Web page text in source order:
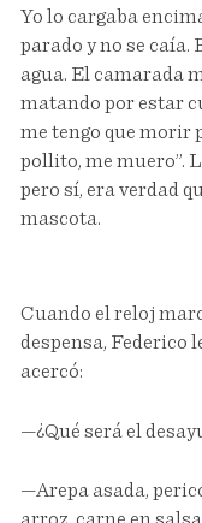
Yo lo cargaba
parado y no se
agua. El camarada
matando por estar
me tengo que morir
pollito, me muero”.
pero sí, era verdad
mascota.
Cuando el reloj
despensa, Federico
acercó:
—¿Qué será el
—Arepa asada,